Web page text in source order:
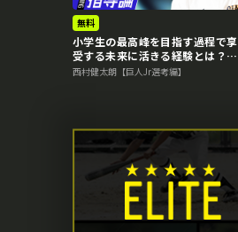
無料
小学生の最高峰を目指す過程で享
受する未来に活きる経験とは？
NPBジュニア合格のために必要な
西村健太朗【巨人Jr選考編】